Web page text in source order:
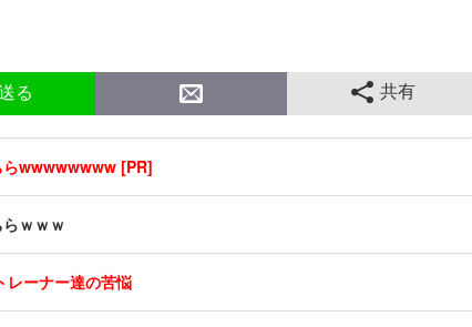
る 共有
らwwwwwwww [PR]
ｗｗｗ
レーナー達の苦悩